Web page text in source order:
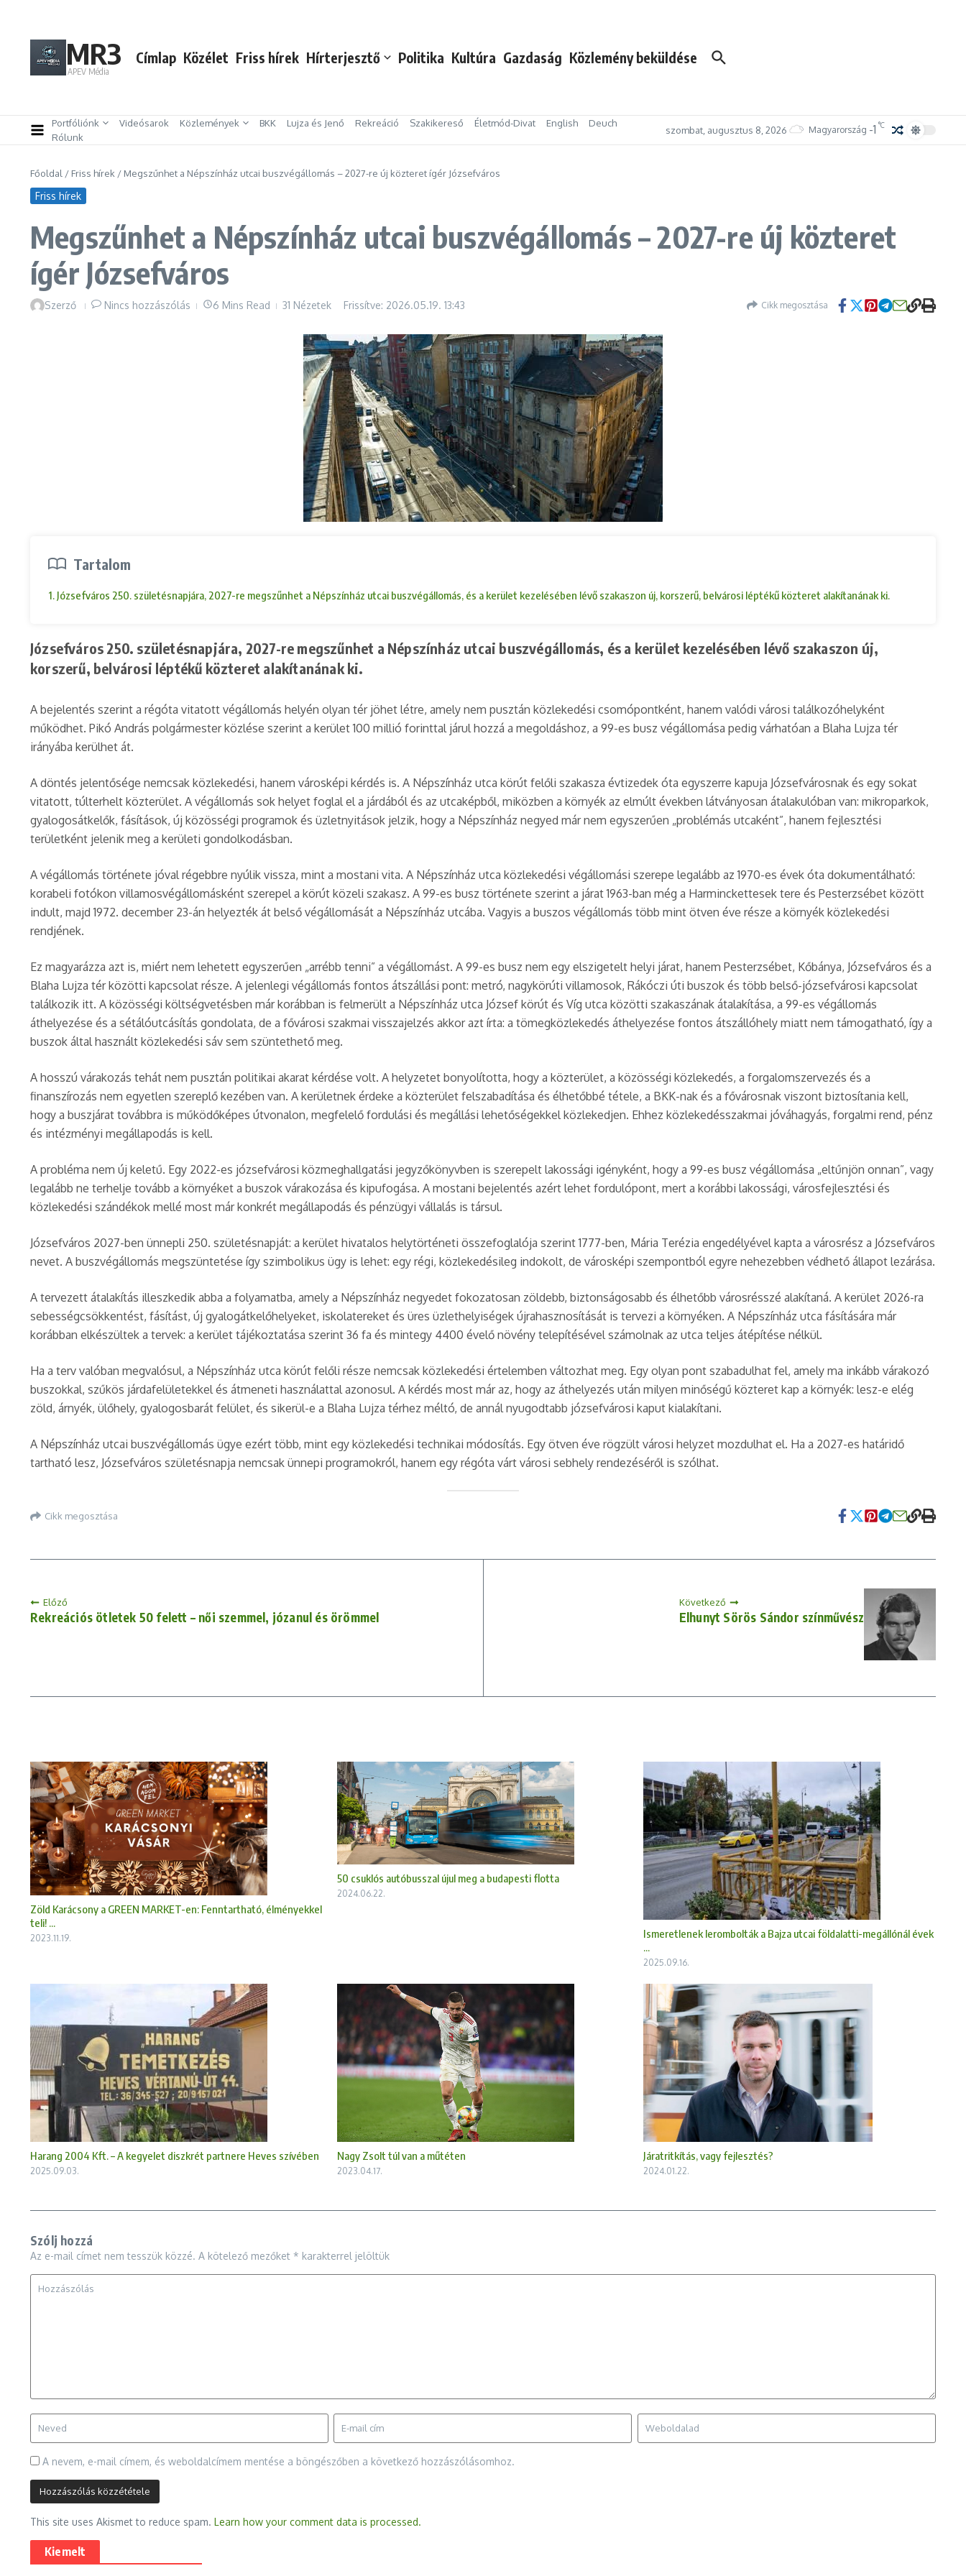
MR3
APEV Média
Címlap Közélet Friss hírek Hírterjesztő Politika Kultúra Gazdaság Közlemény beküldése
Portfóliónk Videósarok Közlemények BKK Lujza és Jenő Rekreáció Szakikereső Életmód-Divat English
Deuch
Rólunk
szombat, augusztus 8, 2026 Magyarország -1 °C
Főoldal / Friss hírek / Megszűnhet a Népszínház utcai buszvégállomás – 2027-re új közteret ígér Józsefváros
Friss hírek
Megszűnhet a Népszínház utcai buszvégállomás – 2027-re új közteret
ígér Józsefváros
Szerző Nincs hozzászólás 6 Mins Read 31 Nézetek Frissítve: 2026.05.19. 13:43 Cikk megosztása
Tartalom
1. Józsefváros 250. születésnapjára, 2027-re megszűnhet a Népszínház utcai buszvégállomás, és a kerület kezelésében lévő szakaszon új, korszerű, belvárosi léptékű közteret alakítanának ki.
Józsefváros 250. születésnapjára, 2027-re megszűnhet a Népszínház utcai buszvégállomás, és a kerület kezelésében lévő szakaszon új,
korszerű, belvárosi léptékű közteret alakítanának ki.
A bejelentés szerint a régóta vitatott végállomás helyén olyan tér jöhet létre, amely nem pusztán közlekedési csomópontként, hanem valódi városi találkozóhelyként
működhet. Pikó András polgármester közlése szerint a kerület 100 millió forinttal járul hozzá a megoldáshoz, a 99-es busz végállomása pedig várhatóan a Blaha Lujza tér
irányába kerülhet át.
A döntés jelentősége nemcsak közlekedési, hanem városképi kérdés is. A Népszínház utca körút felőli szakasza évtizedek óta egyszerre kapuja Józsefvárosnak és egy sokat
vitatott, túlterhelt közterület. A végállomás sok helyet foglal el a járdából és az utcaképből, miközben a környék az elmúlt években látványosan átalakulóban van: mikroparkok,
gyalogosátkelők, fásítások, új közösségi programok és üzletnyitások jelzik, hogy a Népszínház negyed már nem egyszerűen „problémás utcaként”, hanem fejlesztési
területként jelenik meg a kerületi gondolkodásban.
A végállomás története jóval régebbre nyúlik vissza, mint a mostani vita. A Népszínház utca közlekedési végállomási szerepe legalább az 1970-es évek óta dokumentálható:
korabeli fotókon villamosvégállomásként szerepel a körút közeli szakasz. A 99-es busz története szerint a járat 1963-ban még a Harminckettesek tere és Pesterzsébet között
indult, majd 1972. december 23-án helyezték át belső végállomását a Népszínház utcába. Vagyis a buszos végállomás több mint ötven éve része a környék közlekedési
rendjének.
Ez magyarázza azt is, miért nem lehetett egyszerűen „arrébb tenni” a végállomást. A 99-es busz nem egy elszigetelt helyi járat, hanem Pesterzsébet, Kőbánya, Józsefváros és a
Blaha Lujza tér közötti kapcsolat része. A jelenlegi végállomás fontos átszállási pont: metró, nagykörúti villamosok, Rákóczi úti buszok és több belső-józsefvárosi kapcsolat
találkozik itt. A közösségi költségvetésben már korábban is felmerült a Népszínház utca József körút és Víg utca közötti szakaszának átalakítása, a 99-es végállomás
áthelyezése és a sétálóutcásítás gondolata, de a fővárosi szakmai visszajelzés akkor azt írta: a tömegközlekedés áthelyezése fontos átszállóhely miatt nem támogatható, így a
buszok által használt közlekedési sáv sem szüntethető meg.
A hosszú várakozás tehát nem pusztán politikai akarat kérdése volt. A helyzetet bonyolította, hogy a közterület, a közösségi közlekedés, a forgalomszervezés és a
finanszírozás nem egyetlen szereplő kezében van. A kerületnek érdeke a közterület felszabadítása és élhetőbbé tétele, a BKK-nak és a fővárosnak viszont biztosítania kell,
hogy a buszjárat továbbra is működőképes útvonalon, megfelelő fordulási és megállási lehetőségekkel közlekedjen. Ehhez közlekedésszakmai jóváhagyás, forgalmi rend, pénz
és intézményi megállapodás is kell.
A probléma nem új keletű. Egy 2022-es józsefvárosi közmeghallgatási jegyzőkönyvben is szerepelt lakossági igényként, hogy a 99-es busz végállomása „eltűnjön onnan”, vagy
legalább ne terhelje tovább a környéket a buszok várakozása és kipufogása. A mostani bejelentés azért lehet fordulópont, mert a korábbi lakossági, városfejlesztési és
közlekedési szándékok mellé most már konkrét megállapodás és pénzügyi vállalás is társul.
Józsefváros 2027-ben ünnepli 250. születésnapját: a kerület hivatalos helytörténeti összefoglalója szerint 1777-ben, Mária Terézia engedélyével kapta a városrész a Józsefváros
nevet. A buszvégállomás megszüntetése így szimbolikus ügy is lehet: egy régi, közlekedésileg indokolt, de városképi szempontból egyre nehezebben védhető állapot lezárása.
A tervezett átalakítás illeszkedik abba a folyamatba, amely a Népszínház negyedet fokozatosan zöldebb, biztonságosabb és élhetőbb városrésszé alakítaná. A kerület 2026-ra
sebességcsökkentést, fásítást, új gyalogátkelőhelyeket, iskolatereket és üres üzlethelyiségek újrahasznosítását is tervezi a környéken. A Népszínház utca fásítására már
korábban elkészültek a tervek: a kerület tájékoztatása szerint 36 fa és mintegy 4400 évelő növény telepítésével számolnak az utca teljes átépítése nélkül.
Ha a terv valóban megvalósul, a Népszínház utca körút felőli része nemcsak közlekedési értelemben változhat meg. Egy olyan pont szabadulhat fel, amely ma inkább várakozó
buszokkal, szűkös járdafelületekkel és átmeneti használattal azonosul. A kérdés most már az, hogy az áthelyezés után milyen minőségű közteret kap a környék: lesz-e elég
zöld, árnyék, ülőhely, gyalogosbarát felület, és sikerül-e a Blaha Lujza térhez méltó, de annál nyugodtabb józsefvárosi kaput kialakítani.
A Népszínház utcai buszvégállomás ügye ezért több, mint egy közlekedési technikai módosítás. Egy ötven éve rögzült városi helyzet mozdulhat el. Ha a 2027-es határidő
tartható lesz, Józsefváros születésnapja nemcsak ünnepi programokról, hanem egy régóta várt városi sebhely rendezéséről is szólhat.
Cikk megosztása
Előző
Rekreációs ötletek 50 felett – női szemmel, józanul és örömmel
Következő
Elhunyt Sörös Sándor színművész
Zöld Karácsony a GREEN MARKET-en: Fenntartható, élményekkel
teli! ...
2023.11.19.
50 csuklós autóbusszal újul meg a budapesti flotta
2024.06.22.
Ismeretlenek lerombolták a Bajza utcai földalatti-megállónál évek
...
2025.09.16.
Harang 2004 Kft. – A kegyelet diszkrét partnere Heves szívében
2025.09.03.
Nagy Zsolt túl van a műtéten
2023.04.17.
Járatritkítás, vagy fejlesztés?
2024.01.22.
Szólj hozzá
Az e-mail címet nem tesszük közzé. A kötelező mezőket * karakterrel jelöltük
A nevem, e-mail címem, és weboldalcímem mentése a böngészőben a következő hozzászólásomhoz.
This site uses Akismet to reduce spam. Learn how your comment data is processed.
Kiemelt